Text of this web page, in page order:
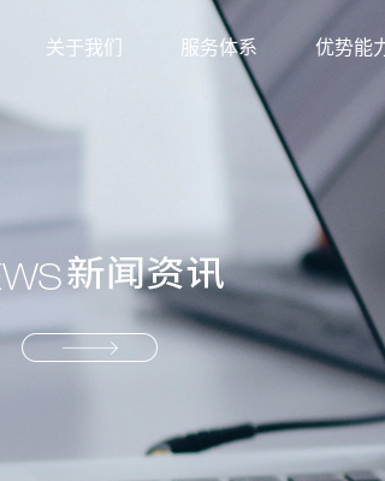
关于我们 服务体系 优势能
信息科技
服务网络
资源优势
解决方案